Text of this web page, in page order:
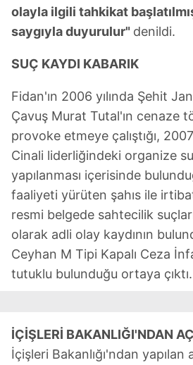
reklam/pazarlama faaliyetlerinin
sınırlı olarak açık rızanız dahilinde
Çerezlere ilişkin tercihlerinizi
için Ayarlar butonuna tıklayabilir,
Metnimiziziyaret edebilirsiniz.
6698 sayılı Kişisel Verilerin
hazırlanmış Aydınlatma Metnimizi
ilgili mevzuata uygun olarak
almak için lütfentıklayınız .
olayla ilgili tahkikat
saygıyla duyurulur" denildi.
SUÇ KAYDI KABARIK
Fidan'ın 2006 yılında Şehit
Çavuş Murat Tutal'ın cenaze
provoke etmeye çalıştığı,
Cinali liderliğindeki organize
yapılanması içerisinde
faaliyeti yürüten şahıs ile
resmi belgede sahtecilik
olarak adli olay kaydının
Ceyhan M Tipi Kapalı Ceza
tutuklu bulunduğu ortaya çıktı.
İÇİŞLERİ BAKANLIĞI'NDAN
İçişleri Bakanlığı'ndan yapılan